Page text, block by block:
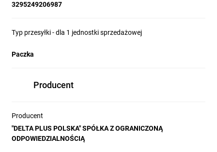
3295249206987
Typ przesyłki - dla 1 jednostki sprzedażowej
Paczka
Producent
Producent
"DELTA PLUS POLSKA" SPÓŁKA Z OGRANICZONĄ
ODPOWIEDZIALNOŚCIĄ